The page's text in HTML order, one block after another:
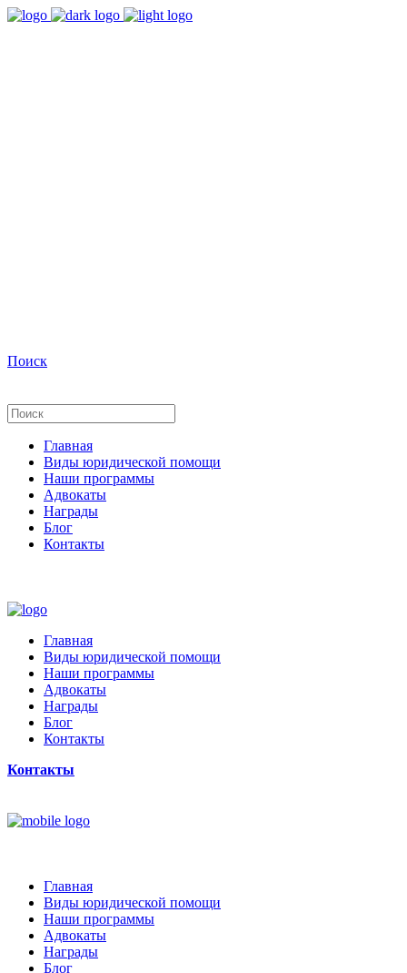
Поиск
Главная
Виды юридической помощи
Наши программы
Адвокаты
Награды
Блог
Контакты
Главная
Виды юридической помощи
Наши программы
Адвокаты
Награды
Блог
Контакты
Контакты
Главная
Виды юридической помощи
Наши программы
Адвокаты
Награды
Блог